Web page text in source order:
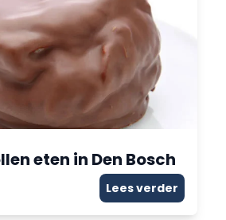
eten in Den Bosch
Lees verder